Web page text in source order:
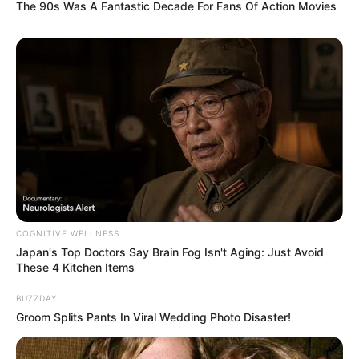
YouTube:
Billie Eilish Official
Daftar isi
Fakta Menarik
Track listBillie Eilish saat debut, yaituDon’t Smile at Meyang
sukses dalam penjualan mengantarkannya menjadi
Artistoleh Apple Music.
memotivasi dirinya untuk bangkit dan lebih berprestasi dengan
memenangi seabrek nominasi dan dua rekor dunia Guinness
World Record.
The 90s Was A Fantastic Decade For Fans Of Action Movies
COGNITIVE WELLNESS
Japan's Top Doctors Say Bra​in Fo​g Isn't Aging: Just Avoid
These 4 Kitchen Items
BUZZDAY
Groom Splits Pants In Viral Wedding Photo Disaster!